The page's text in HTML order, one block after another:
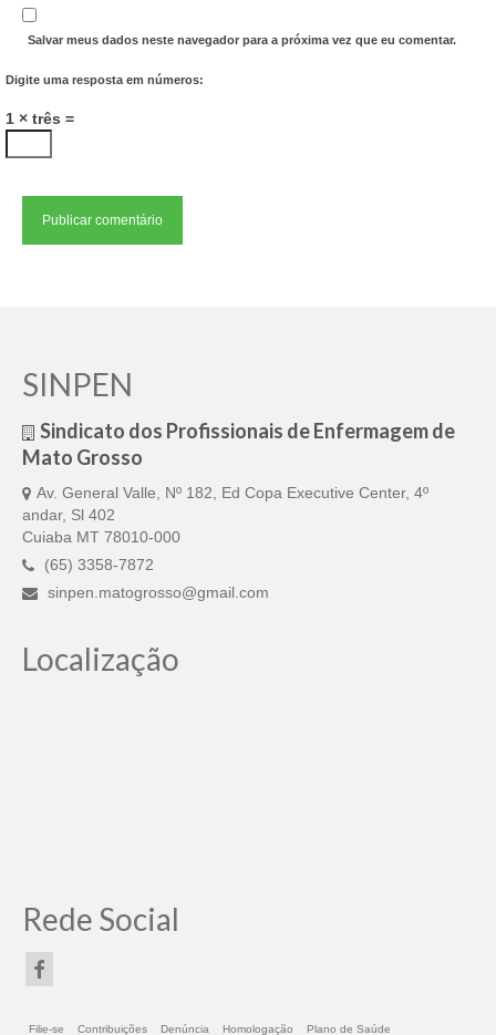
Salvar meus dados neste navegador para a próxima vez que eu comentar.
Digite uma resposta em números:
1 × três =
SINPEN
Sindicato dos Profissionais de Enfermagem de
Mato Grosso
Av. General Valle, Nº 182, Ed Copa Executive Center, 4º
andar, Sl 402
Cuiaba MT 78010-000
(65) 3358-7872
sinpen.matogrosso@gmail.com
Localização
Rede Social
Filie-se Contribuições Denúncia Homologação Plano de Saúde